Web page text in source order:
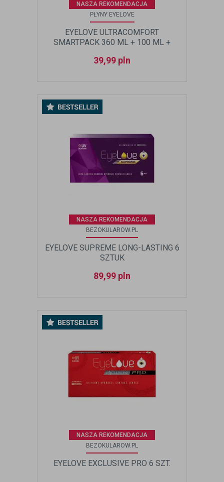
NASZA REKOMENDACJA
PŁYNY EYELOVE
EYELOVE ULTRACOMFORT
SMARTPACK 360 ML + 100 ML +
39,99 pln
NASZA REKOMENDACJA
BEZOKULAROW.PL
EYELOVE SUPREME LONG-LASTING 6
SZTUK
89,99 pln
NASZA REKOMENDACJA
BEZOKULAROW.PL
EYELOVE EXCLUSIVE PRO 6 SZT.